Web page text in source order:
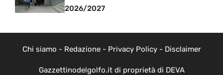
2026/2027
Chi siamo - Redazione- Privacy Policy- Disclaimer
Gazzettinodelgolfo.it di proprietà di DEVA